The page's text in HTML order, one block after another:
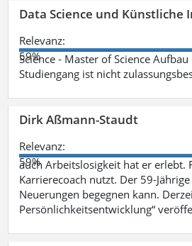
Data Science und Künstliche
Relevanz:
59%
Science - Master of Science
Studiengang ist nicht
Dirk Aßmann-Staudt
Relevanz:
59%
auch Arbeitslosigkeit hat er erlebt.
Karrierecoach nutzt. Der 59-
Neuerungen begegnen kann.
Persönlichkeitsentwicklung“